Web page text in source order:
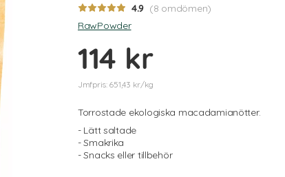
4.9 (8 omdömen)
RawPowder
114 kr
Jmfpris: 651,43 kr/kg
Torrostade ekologiska macadamianötter.
- Lätt saltade
- Smakrika
- Snacks eller tillbehör